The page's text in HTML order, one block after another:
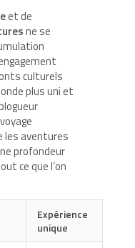
et de
ne se
culturels
plus uni et
les aventures
profondeur
ce que l’on
Expérience
unique